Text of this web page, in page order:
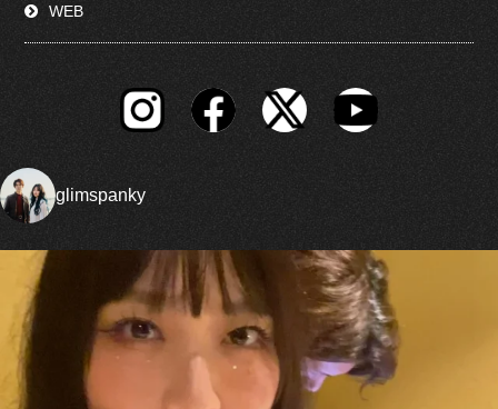
WEB
glimspanky